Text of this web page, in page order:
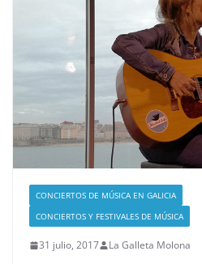
CONCIERTOS DE MÚSICA EN GALICIA
CONCIERTOS Y FESTIVALES DE MÚSICA
31 julio, 2017 La Galleta Molona